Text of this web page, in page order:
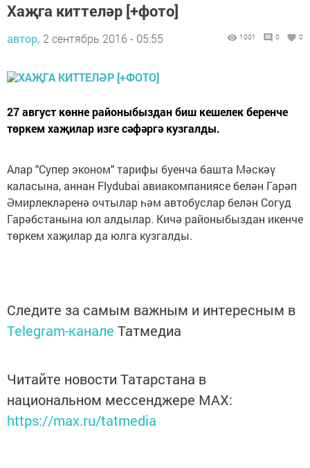
Хаҗга киттеләр [+фото]
автор, 2 сентябрь 2016 - 05:55 1001 0 0
27 август көнне районыбыздан биш кешелек беренче
төркем хаҗилар изге сәфәргә кузгалды.
Алар "Супер эконом" тарифы буенча башта Мәскәү
каласына, аннан Flydubai авиакомпаниясе белән Гарәп
Әмирлекләренә очтылар һәм автобуслар белән Согуд
Гарәбстанына юл алдылар. Кичә районыбыздан икенче
төркем хаҗилар да юлга кузгалды.
Следите за самым важным и интересным в
Telegram-канале Татмедиа
Читайте новости Татарстана в
национальном мессенджере MАХ:
https://max.ru/tatmedia